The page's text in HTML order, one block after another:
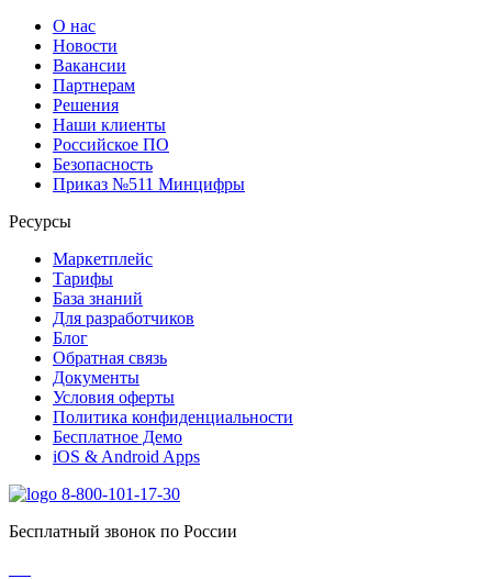
О нас
Новости
Вакансии
Партнерам
Решения
Наши клиенты
Российское ПО
Безопасность
Приказ №511 Минцифры
Ресурсы
Маркетплейс
Тарифы
База знаний
Для разработчиков
Блог
Обратная связь
Документы
Условия оферты
Политика конфиденциальности
Бесплатное Демо
iOS & Android Apps
8-800-101-17-30
Бесплатный звонок по России